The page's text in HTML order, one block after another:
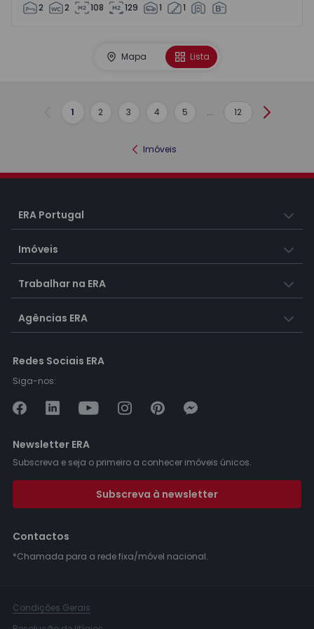
2 2 108 129 1 1
Mapa Lista
Anterior
1 2 3 4 5 ... 12 Seguinte
Imóveis
ERA Portugal
Imóveis
Trabalhar na ERA
Agências ERA
Redes Sociais ERA
Siga-nos:
Newsletter ERA
Subscreva e seja o primeiro a conhecer imóveis únicos.
Subscreva à newsletter
Contactos
*Chamada para a rede fixa/móvel nacional.
Condições Gerais